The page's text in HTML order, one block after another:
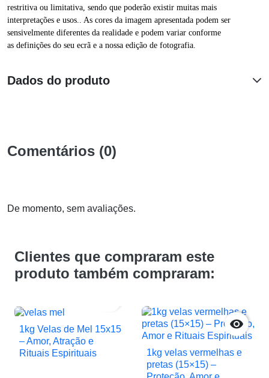
restritiva ou limitativa, sendo que poderão existir muitas mais
interpretações e usos.. As cores da imagem apresentada podem ser
sensivelmente diferentes da realidade e podem variar conforme
as definições do seu ecrã e a nossa edição de fotografia.
Dados do produto
Comentários (0)
De momento, sem avaliações.
Clientes que compraram este
produto também compraram:
1kg Velas de Mel 15x15
– Amor, Atração e
Rituais Espirituais

1kg velas vermelhas e
pretas (15×15) –